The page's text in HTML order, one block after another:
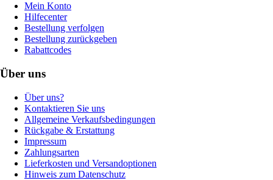
Mein Konto
Hilfecenter
Bestellung verfolgen
Bestellung zurückgeben
Rabattcodes
Über uns
Über uns?
Kontaktieren Sie uns
Allgemeine Verkaufsbedingungen
Rückgabe & Erstattung
Impressum
Zahlungsarten
Lieferkosten und Versandoptionen
Hinweis zum Datenschutz